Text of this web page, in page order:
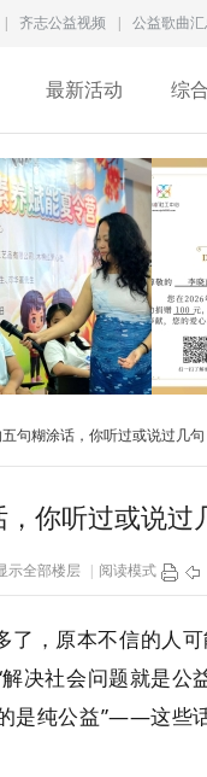
齐志公益视频 公益歌曲汇
最新活动 综
长赋能｜2026“成
1
李
句糊涂话，你听过或说过几句
你听过或说过
示全部楼层 阅读模式
，原本不信的人可
决社会问题就是公
是纯公益”——这些